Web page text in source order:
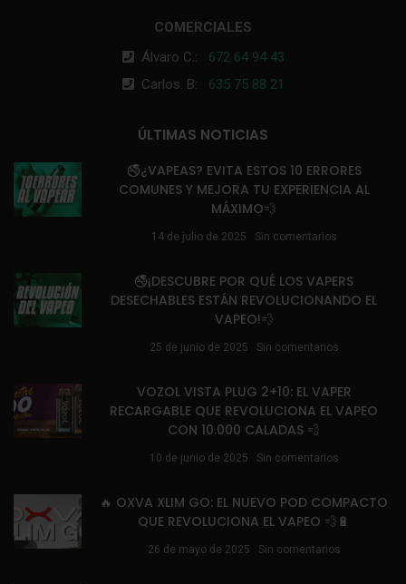
COMERCIALES
Álvaro C.: 672 64 94 43
Carlos. B: 635 75 88 21
ÚLTIMAS NOTICIAS
🚭¿VAPEAS? EVITA ESTOS 10 ERRORES
COMUNES Y MEJORA TU EXPERIENCIA AL
MÁXIMO💨
14 de julio de 2025 Sin comentarios
🚭¡DESCUBRE POR QUÉ LOS VAPERS
DESECHABLES ESTÁN REVOLUCIONANDO EL
VAPEO!💨
25 de junio de 2025 Sin comentarios
VOZOL VISTA PLUG 2+10: EL VAPER
RECARGABLE QUE REVOLUCIONA EL VAPEO
CON 10.000 CALADAS 💨
10 de junio de 2025 Sin comentarios
🔥 OXVA XLIM GO: EL NUEVO POD COMPACTO
QUE REVOLUCIONA EL VAPEO 💨🔋
26 de mayo de 2025 Sin comentarios